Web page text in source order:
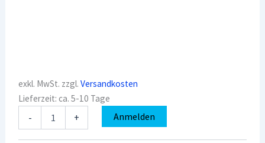
exkl. MwSt. zzgl.Versandkosten
Lieferzeit:ca. 5-10 Tage
-
Tower
+ Anmelden